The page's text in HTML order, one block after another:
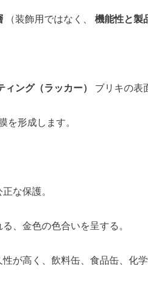
（装飾用ではなく、 機能性と製
ィング（ラッカー） ブリキの表
形成します。
な保護。
、金色の色合いを呈する。
性が高く、飲料缶、食品缶、化